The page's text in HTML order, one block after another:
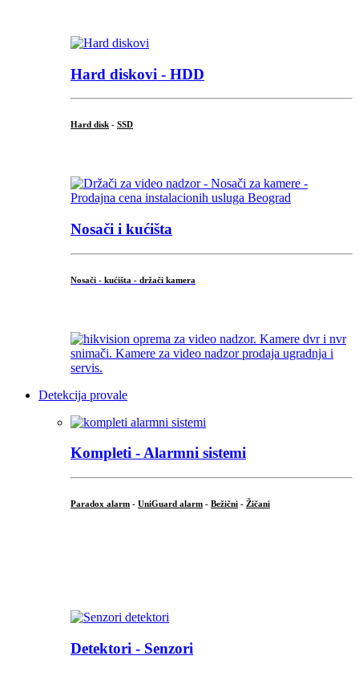
Hard diskovi - HDD
Hard disk - SSD
Nosači i kućišta
Nosači - kućišta - držači kamera
Detekcija provale
Kompleti - Alarmni sistemi
Paradox alarm - UniGuard alarm - Bežični - Žičani
Detektori - Senzori